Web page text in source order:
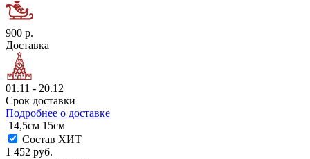
900 р.
Доставка
01.11 - 20.12
Срок доставки
Подробнее о доставке
14,5см 15см
Состав ХИТ
1 452 руб.